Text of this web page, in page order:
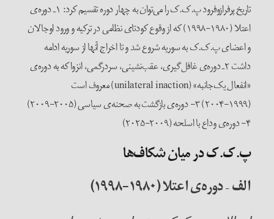
تاریخ پرفرازوفرود پ.ک.ک را می‌توان به چهار دوره تقسیم کرد: ۱ـ دوره‌ی
اعتلا (۱۹۸۰-۱۹۹۸) که از وقوع کودتای نظامی در ترکیه و ورود اوجالان
و اعضای پ.ک.ک به سوریه شروع ‌شد و تا اخراج آنها از سوریه ادامه
داشت ۲ـ دوره‌ی غافل‌گیری، عقب‌نشینی، سردرگمی، انزوا که به دوره‌ی
«انفعال یک‌جانبه» (unilateral inaction) معروف است‌
(۱۹۹۹-۲۰۰۴) ۳- دوره‌ی بازگشت به صحنه‌ی سیاسی (۲۰۰۵-۲۰۰۹)
۴- دوره‌ی وداع با اسلحه (۲۰۰۹-۲۰۲۵)
پ.ک.ک در میان شکاف‌ها
الف–دوره‌ی اعتلا (۱۹۸۰-۱۹۹۸)